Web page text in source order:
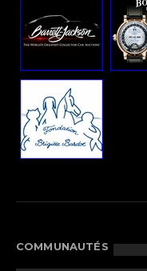
COMMUNAUTÉS